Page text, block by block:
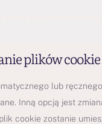
plików cookie
lub
Inną opcją jest
cookie zostanie